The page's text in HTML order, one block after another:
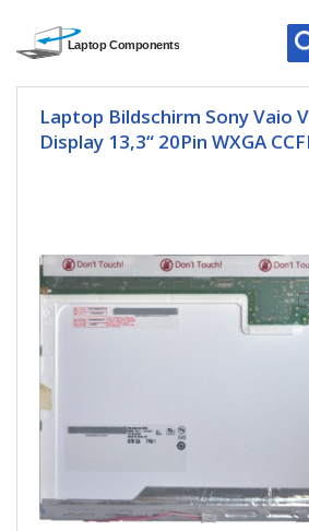
Laptop Bildschirm Sony Vaio
Display 13,3“ 20Pin WXGA